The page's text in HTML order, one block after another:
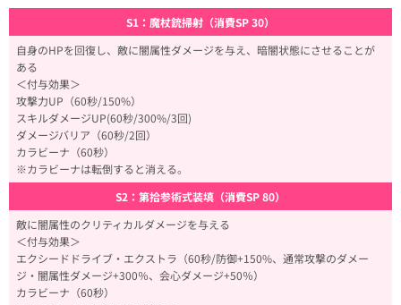
S1：魔杖銃掃射（消費SP 30）
自身のHPを回復し、敵に闇属性ダメージを与え、暗闇状態にさせることが
ある
＜付与効果＞
攻撃力UP（60秒/150%）
スキルダメージUP(60秒/300%/3回)
ダメージバリア（60秒/2回）
カラビーナ（60秒）
※カラビーナは転倒すると消える。
S2：第拾参術式装填（消費SP 80）
敵に闇属性のクリティカルダメージを与える
＜付与効果＞
エクシードドライブ・エクストラ（60秒/防御+150%、通常攻撃のダメー
ジ・闇属性ダメージ+300％、会心ダメージ+50％）
カラビーナ（60秒）